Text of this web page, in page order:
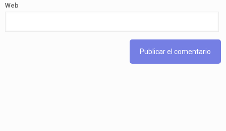
Web